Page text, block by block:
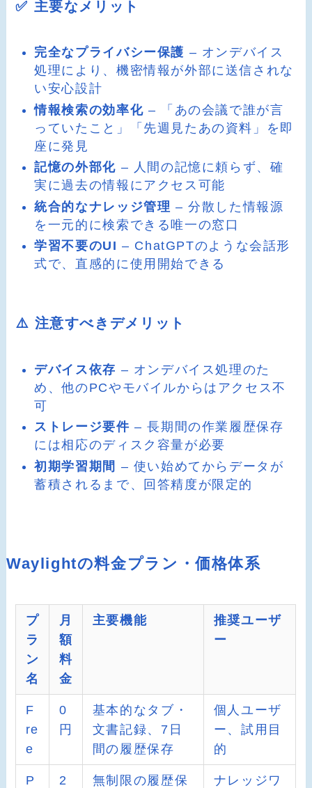
✅ 主要なメリット
完全なプライバシー保護 – オンデバイス
処理により、機密情報が外部に送信されな
い安心設計
情報検索の効率化 – 「あの会議で誰が言
っていたこと」「先週見たあの資料」を即
座に発見
記憶の外部化 – 人間の記憶に頼らず、確
実に過去の情報にアクセス可能
統合的なナレッジ管理 – 分散した情報源
を一元的に検索できる唯一の窓口
学習不要のUI – ChatGPTのような会話形
式で、直感的に使用開始できる
⚠️ 注意すべきデメリット
デバイス依存 – オンデバイス処理のた
め、他のPCやモバイルからはアクセス不
可
ストレージ要件 – 長期間の作業履歴保存
には相応のディスク容量が必要
初期学習期間 – 使い始めてからデータが
蓄積されるまで、回答精度が限定的
Waylightの料金プラン・価格体系
プ
ラ
ン
名
月
額
料
金
主要機能
推奨ユーザ
ー
F
re
e
0
円
基本的なタブ・
文書記録、7日
間の履歴保存
個人ユーザ
ー、試用目
的
P
2
無制限の履歴保
ナレッジワ